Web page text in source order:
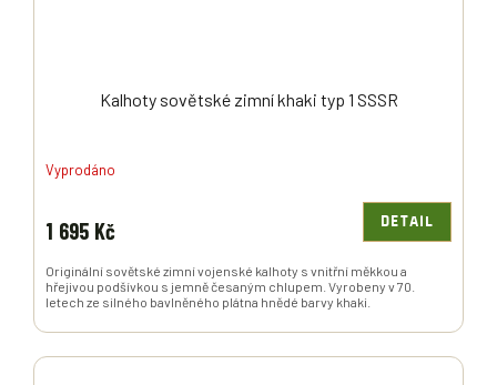
Kalhoty sovětské zimní khaki typ 1 SSSR
Vyprodáno
1 695 Kč DETAIL
Originální sovětské zimní vojenské kalhoty s vnitřní měkkou a
hřejivou podšívkou s jemně česaným chlupem. Vyrobeny v 70.
letech ze silného bavlněného plátna hnědé barvy khaki.